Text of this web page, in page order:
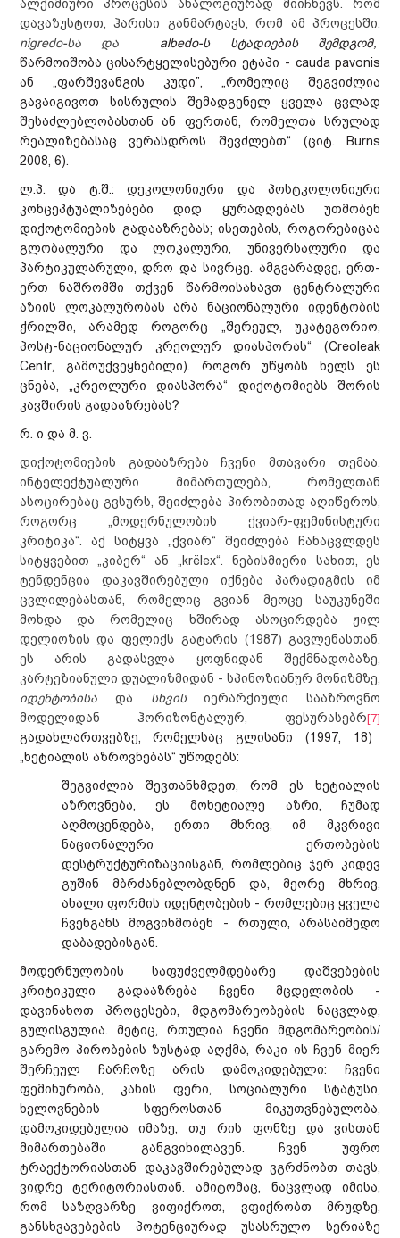
გაძლიერება
კომუნიკაცია და
თანამშრომლობა
პროექტები
სტატია
პოლიტიკის
დოკუმენტი
კვლევა
ანგარიში
გზამკვლევი
დოკუმენტი
კრებული
მედიათეკა
ვიდეოთეკა
ფემინისტური
ბიბლიოთეკა
ტერმინოლოგია
კონტაქტი
ალქიმიური პროცესის ანალოგიურად მიიჩნევს. რომ
დავაზუსტოთ, ჰარისი განმარტავს, რომ ამ პროცესში.
nigredo-სა და
albedo-ს სტადიების შემდგომ,
წარმოიშობა ცისარტყელისებური ეტაპი - cauda pavonis
ან „ფარშევანგის კუდი”, „რომელიც შეგვიძლია
გავაიგივოთ სისრულის შემადგენელ ყველა ცვლად
შესაძლებლობასთან ან ფერთან, რომელთა სრულად
რეალიზებასაც ვერასდროს შევძლებთ“ (ციტ. Burns
2008, 6).
ლ.პ. და ტ.შ.: დეკოლონიური და პოსტკოლონიური
კონცეპტუალიზებები დიდ ყურადღებას უთმობენ
დიქოტომიების გადააზრებას; ისეთების, როგორებიცაა
გლობალური და ლოკალური, უნივერსალური და
პარტიკულარული, დრო და სივრცე. ამგვარადვე, ერთ-
ერთ ნაშრომში თქვენ წარმოისახავთ ცენტრალური
აზიის ლოკალურობას არა ნაციონალური იდენტობის
ჭრილში, არამედ როგორც „შერეულ, უკატეგორიო,
პოსტ-ნაციონალურ კრეოლურ დიასპორას“ (Creoleak
Centr, გამოუქვეყნებილი). როგორ უწყობს ხელს ეს
ცნება, „კრეოლური დიასპორა“ დიქოტომიებს შორის
კავშირის გადააზრებას?
რ. ი და მ. ვ.
დიქოტომიების გადააზრება ჩვენი მთავარი თემაა.
ინტელექტუალური მიმართულება, რომელთან
ასოცირებაც გვსურს, შეიძლება პირობითად აღიწეროს,
როგორც „მოდერნულობის ქვიარ-ფემინისტური
კრიტიკა“. აქ სიტყვა „ქვიარ“ შეიძლება ჩანაცვლდეს
სიტყვებით „კიბერ“ ან „krёlex“. ნებისმიერი სახით, ეს
ტენდენცია დაკავშირებული იქნება პარადიგმის იმ
ცვლილებასთან, რომელიც გვიან მეოცე საუკუნეში
მოხდა და რომელიც ხშირად ასოცირდება ჟილ
დელიოზის და ფელიქს გატარის (1987) გავლენასთან.
ეს არის გადასვლა ყოფნიდან შექმნადობაზე,
კარტეზიანული დუალიზმიდან - სპინოზიანურ მონიზმზე,
იდენტობისადა სხვისიერარქიული სააზროვნო
მოდელიდან ჰორიზონტალურ, ფესურასებრ[7]
გადახლართვებზე, რომელსაც გლისანი (1997, 18)
„ხეტიალის აზროვნებას“ უწოდებს:
შეგვიძლია შევთანხმდეთ, რომ ეს ხეტიალის
აზროვნება, ეს მოხეტიალე აზრი, ჩუმად
აღმოცენდება, ერთი მხრივ, იმ მკვრივი
ნაციონალური ერთობების
დესტრუქტურიზაციისგან, რომლებიც ჯერ კიდევ
გუშინ მბრძანებლობდნენ და, მეორე მხრივ,
ახალი ფორმის იდენტობების - რომლებიც ყველა
ჩვენგანს მოგვიხმობენ - რთული, არასაიმედო
დაბადებისგან.
მოდერნულობის საფუძველმდებარე დაშვებების
კრიტიკული გადააზრება ჩვენი მცდელობის -
დავინახოთ პროცესები, მდგომარეობების ნაცვლად,
გულისგულია. მეტიც, რთულია ჩვენი მდგომარეობის/
გარემო პირობების ზუსტად აღქმა, რაკი ის ჩვენ მიერ
შერჩეულ ჩარჩოზე არის დამოკიდებული: ჩვენი
ფემინურობა, კანის ფერი, სოციალური სტატუსი,
ხელოვნების სფეროსთან მიკუთვნებულობა,
დამოკიდებულია იმაზე, თუ რის ფონზე და ვისთან
მიმართებაში განგვიხილავენ. ჩვენ უფრო
ტრაექტორიასთან დაკავშირებულად ვგრძნობთ თავს,
ვიდრე ტერიტორიასთან. ამიტომაც, ნაცვლად იმისა,
რომ საზღვარზე ვიფიქროთ, ვფიქრობთ მრუდზე,
განსხვავებების პოტენციურად უსასრულო სერიაზე